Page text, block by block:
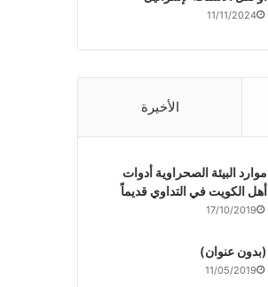
11/11/2024
الأخيرة
موارد البيئة الصحراوية أدوات
أهل الكويت في التداوي قديماً
17/10/2019
(بدون عنوان)
11/05/2019